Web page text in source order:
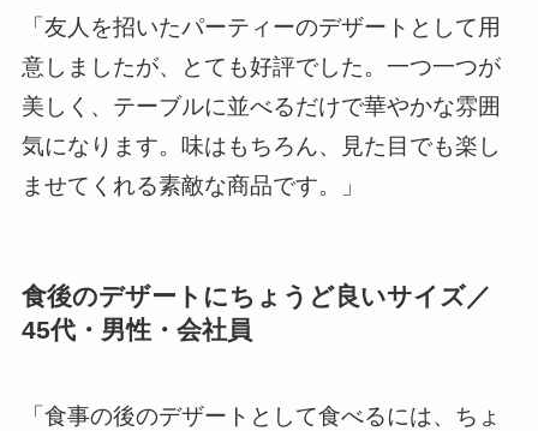
「友人を招いたパーティーのデザートとして用
意しましたが、とても好評でした。一つ一つが
美しく、テーブルに並べるだけで華やかな雰囲
気になります。味はもちろん、見た目でも楽し
ませてくれる素敵な商品です。」
食後のデザートにちょうど良いサイズ／
45代・男性・会社員
「食事の後のデザートとして食べるには、ちょ